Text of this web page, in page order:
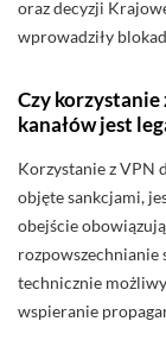
oraz decyzji
wprowadziły
Czy
kanałów jest
Korzystanie z VPN
objęte sankcjami,
obejście
rozpowszechnianie
technicznie
wspieranie